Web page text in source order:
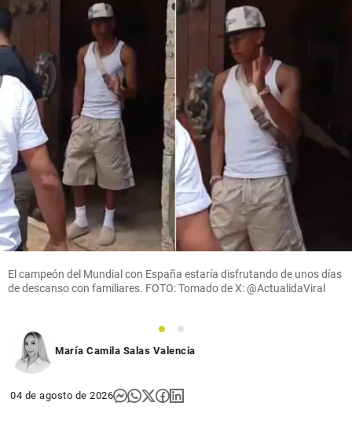
El campeón del Mundial con España estaría disfrutando de unos días
de descanso con familiares. FOTO: Tomado de X: @ActualidaViral
1
2
María Camila Salas Valencia
04 de agosto de 2026